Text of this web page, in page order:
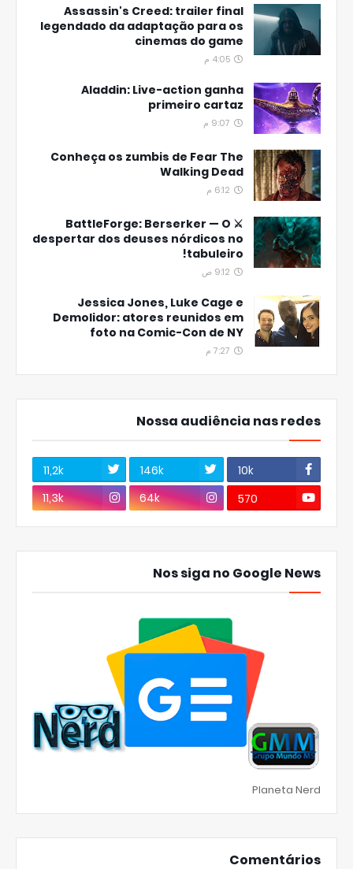
Assassin's Creed: trailer final
legendado da adaptação para os
cinemas do game
4:05 م
Aladdin: Live-action ganha
primeiro cartaz
9:07 م
Conheça os zumbis de Fear The
Walking Dead
6:12 م
⚔️ BattleForge: Berserker — O
despertar dos deuses nórdicos no
tabuleiro!
9:12 ص
Jessica Jones, Luke Cage e
Demolidor: atores reunidos em
foto na Comic-Con de NY
7:27 م
Nossa audiência nas redes
10k
146k
11,2k
570
64k
11,3k
Nos siga no Google News
Planeta Nerd
Comentários